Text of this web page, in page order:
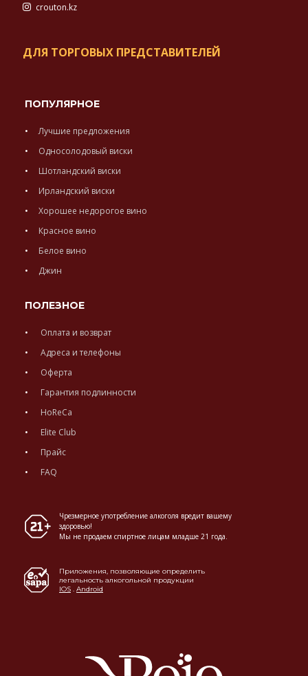
crouton.kz
ДЛЯ ТОРГОВЫХ ПРЕДСТАВИТЕЛЕЙ
ПОПУЛЯРНОЕ
Лучшие предложения
Односолодовый виски
Шотландский виски
Ирландский виски
Хорошее недорогое вино
Красное вино
Белое вино
Джин
ПОЛЕЗНОЕ
Оплата и возврат
Адреса и телефоны
Оферта
Гарантия подлинности
HoReCa
Elite Club
Прайс
FAQ
Чрезмерное употребление алкоголя вредит вашему
здоровью!
Мы не продаем спиртное лицам младше 21 года.
Приложения, позволяющие определить
легальность алкогольной продукции
IOS . Android